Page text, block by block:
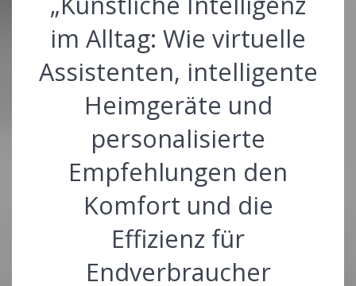
im Alltag: Wie virtuelle
Assistenten, intelligente
Heimgeräte und
personalisierte
Empfehlungen den
Komfort und die
Effizienz für
Endverbraucher